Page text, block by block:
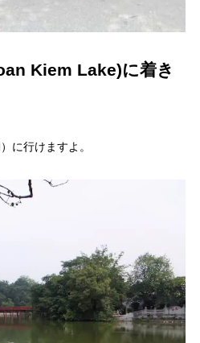
Kiem Lake)に着き
に行けますよ。